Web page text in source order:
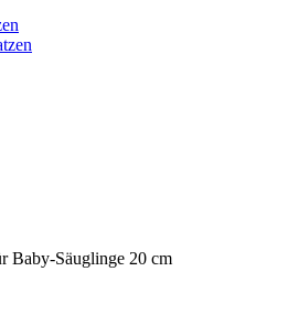
Baby-Säuglinge 20 cm